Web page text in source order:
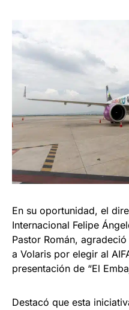
En su oportunidad, el
Internacional Felipe
Pastor Román,
a Volaris por elegir al
presentación de “El
Destacó que esta